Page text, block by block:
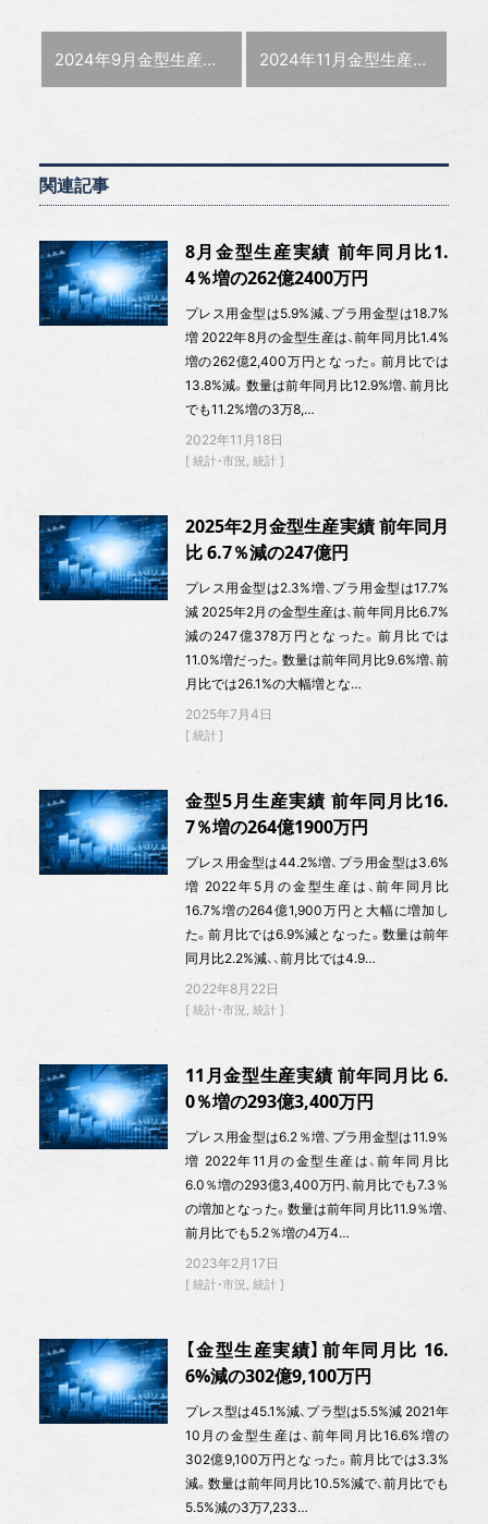
前の記事 :
2024年9月金型生産実績 前年同月比 19.6%増の293億円 次の記事 :
2024年11月金型生産実績 前年同月比 4.6％増の264億円
関連記事
8月金型生産実績 前年同月比1.
4％増の262億2400万円
プレス用金型は5.9%減、プラ用金型は18.7%
増 2022年8月の金型生産は、前年同月比1.4%
増の262億2,400万円となった。前月比では
13.8%減。数量は前年同月比12.9%増、前月比
でも11.2%増の3万8,…
2022年11月18日
統計・市況 統計
2025年2月金型生産実績 前年同月
比 6.7％減の247億円
プレス用金型は2.3%増、プラ用金型は17.7%
減 2025年2月の金型生産は、前年同月比6.7%
減の247億378万円となった。前月比では
11.0%増だった。数量は前年同月比9.6%増、前
月比では26.1%の大幅増とな…
2025年7月4日
統計
金型5月生産実績 前年同月比16.
7％増の264億1900万円
プレス用金型は44.2%増、プラ用金型は3.6%
増 2022年5月の金型生産は、前年同月比
16.7%増の264億1,900万円と大幅に増加し
た。前月比では6.9%減となった。数量は前年
同月比2.2%減、、前月比では4.9…
2022年8月22日
統計・市況 統計
11月金型生産実績 前年同月比 6.
0％増の293億3,400万円
プレス用金型は6.2％増、プラ用金型は11.9％
増 2022年11月の金型生産は、前年同月比
6.0％増の293億3,400万円、前月比でも7.3％
の増加となった。数量は前年同月比11.9％増、
前月比でも5.2％増の4万4…
2023年2月17日
統計・市況 統計
【金型生産実績】前年同月比 16.
6%減の302億9,100万円
プレス型は45.1%減、プラ型は5.5%減 2021年
10月の金型生産は、前年同月比16.6%増の
302億9,100万円となった。前月比では3.3%
減。数量は前年同月比10.5%減で、前月比でも
5.5%減の3万7,233…